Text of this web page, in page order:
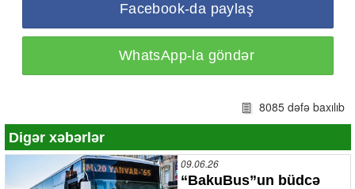
Facebook-da paylaş
WhatsApp-la göndər
8085 dəfə baxılıb
Digər xəbərlər
09.06.26
“BakuBus”un büdcə